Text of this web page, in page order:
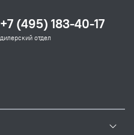
+7 (495) 183-40-17
дилерский отдел